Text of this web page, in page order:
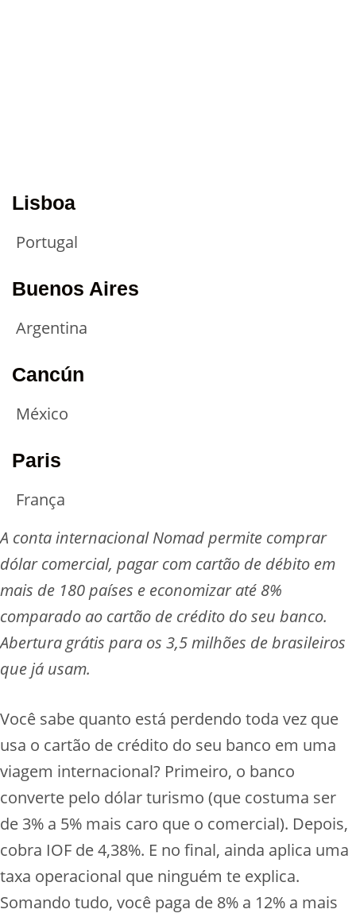
Lisboa
Portugal
Buenos Aires
Argentina
Cancún
México
Paris
França
A conta internacional Nomad permite comprar
dólar comercial, pagar com cartão de débito em
mais de 180 países e economizar até 8%
comparado ao cartão de crédito do seu banco.
Abertura grátis para os 3,5 milhões de brasileiros
que já usam.
Você sabe quanto está perdendo toda vez que
usa o cartão de crédito do seu banco em uma
viagem internacional? Primeiro, o banco
converte pelo dólar turismo (que costuma ser
de 3% a 5% mais caro que o comercial). Depois,
cobra IOF de 4,38%. E no final, ainda aplica uma
taxa operacional que ninguém te explica.
Somando tudo, você paga de 8% a 12% a mais